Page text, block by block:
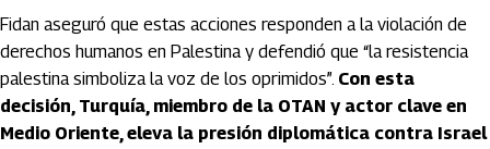
Fidan aseguró que estas acciones responden a la violación de
derechos humanos en Palestina y defendió que “la resistencia
palestina simboliza la voz de los oprimidos”. Con esta
decisión, Turquía, miembro de la OTAN y actor clave en
Medio Oriente, eleva la presión diplomática contra Israel